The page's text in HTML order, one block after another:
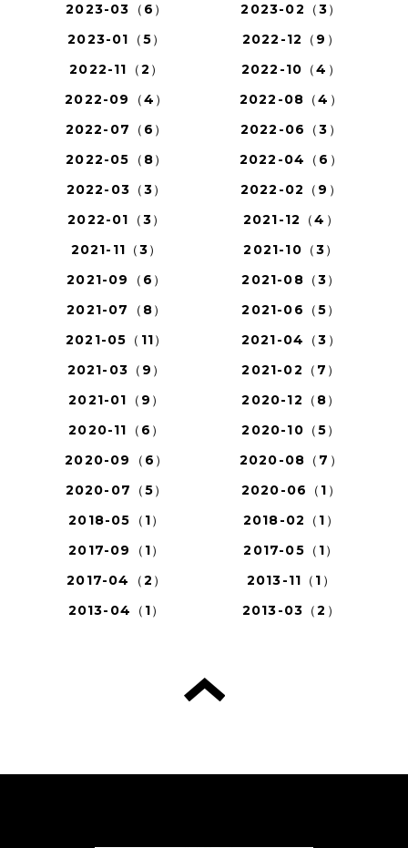
2023-03（6）
2023-02（3）
2023-01（5）
2022-12（9）
2022-11（2）
2022-10（4）
2022-09（4）
2022-08（4）
2022-07（6）
2022-06（3）
2022-05（8）
2022-04（6）
2022-03（3）
2022-02（9）
2022-01（3）
2021-12（4）
2021-11（3）
2021-10（3）
2021-09（6）
2021-08（3）
2021-07（8）
2021-06（5）
2021-05（11）
2021-04（3）
2021-03（9）
2021-02（7）
2021-01（9）
2020-12（8）
2020-11（6）
2020-10（5）
2020-09（6）
2020-08（7）
2020-07（5）
2020-06（1）
2018-05（1）
2018-02（1）
2017-09（1）
2017-05（1）
2017-04（2）
2013-11（1）
2013-04（1）
2013-03（2）